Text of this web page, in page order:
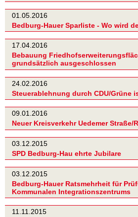
01.05.2016
Bedburg-Hauer Sparliste - Wo wird
17.04.2016
Bebauung
grundsätzlich ausgeschlossen
24.02.2016
Steuerablehnung durch CDU/Grüne
09.01.2016
Neuer Kreisverkehr Uedemer Straße/
03.12.2015
SPD Bedburg-Hau ehrte Jubilare
03.12.2015
Bedburg-Hauer Ratsmehrheit für
Kommunalen Integrationszentrums
11.11.2015